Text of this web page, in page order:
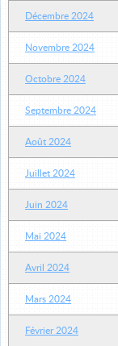
Décembre 2024
Novembre 2024
Octobre 2024
Septembre 2024
Août 2024
Juillet 2024
Juin 2024
Mai 2024
Avril 2024
Mars 2024
Février 2024